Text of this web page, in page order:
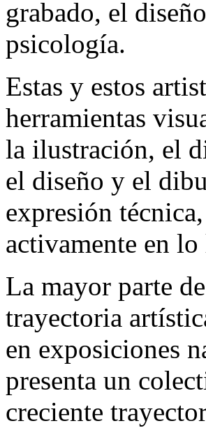
grabado, el
psicología.
Estas y estos
herramientas
la ilustración, el
el diseño y el
expresión
activamente en
La mayor parte
trayectoria
en exposiciones
presenta un
creciente